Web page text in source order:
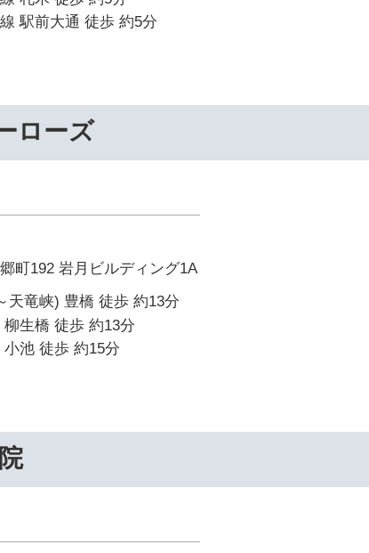
駅前大通 徒歩 約5分
ローズ
町192 岩月ビルディング1A
天竜峡) 豊橋 徒歩 約13分
生橋 徒歩 約13分
池 徒歩 約15分